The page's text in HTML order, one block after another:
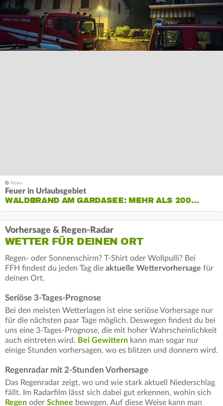
Feuer in Urlaubsgebiet
WALDBRAND AM GARDASEE: MEHR ALS 200…
Vorhersage & Regen-Radar
WETTER FÜR DEINEN ORT
Regen- oder Sonnenschirm? T-Shirt oder Wollpulli? Bei
FFH findest du jeden Tag die aktuelle Wettervorhersage für
deinen Ort.
Seriöse 3-Tages-Prognose
Bei den meisten Wetterlagen ist eine seriöse Vorhersage nur
für die nächsten paar Tage möglich. Deswegen findest du bei
uns eine 3-Tages-Prognose, die mit hoher Wahrscheinlichkeit
auch eintreten wird. Bei Gewittern kann man sogar nur
einige Stunden vorhersagen, wo es blitzen und donnern wird.
Regenradar mit 2-Stunden Vorhersage
Das Regenradar zeigt, wo und wie stark aktuell Niederschlag
fällt. Im Radarfilm lässt sich dabei gut erkennen, wohin sich
Regen oder Schnee bewegen. Auf diese Weise kann man